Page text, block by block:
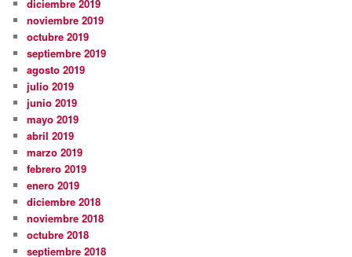
diciembre 2019
noviembre 2019
octubre 2019
septiembre 2019
agosto 2019
julio 2019
junio 2019
mayo 2019
abril 2019
marzo 2019
febrero 2019
enero 2019
diciembre 2018
noviembre 2018
octubre 2018
septiembre 2018